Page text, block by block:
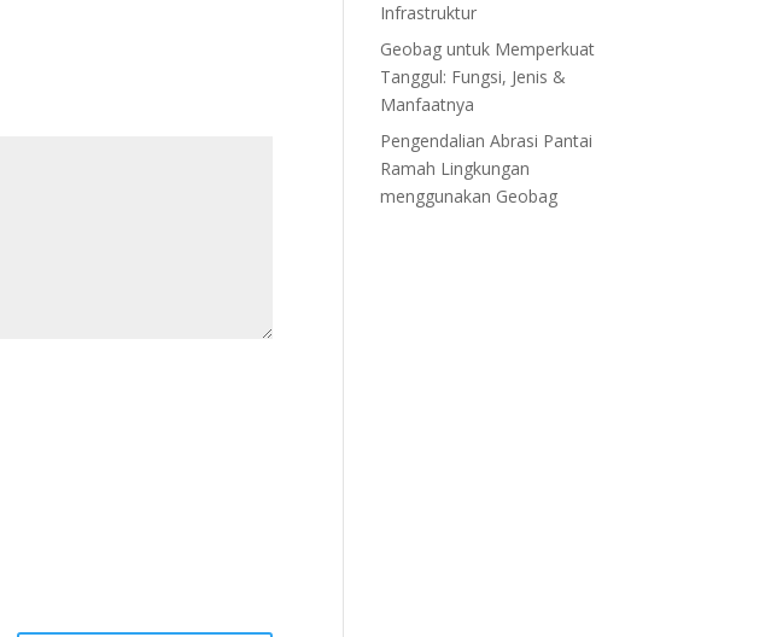
Infrastruktur
Geobag untuk Memperkuat
Tanggul: Fungsi, Jenis &
Manfaatnya
Pengendalian Abrasi Pantai
Ramah Lingkungan
menggunakan Geobag